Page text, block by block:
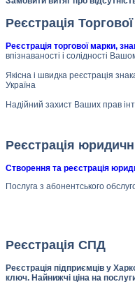
Реєстрація
Реєстрація торгової марки,
впізнаваності і солідності
Якісна і швидка реєстрація
Україна
Надійний захист Ваших прав
Реєстрація
Створення та реєстрація
Послуга з абонентського
Реєстрація СПД
Реєстрація підприємців у
ключ. Найнижчі ціна на